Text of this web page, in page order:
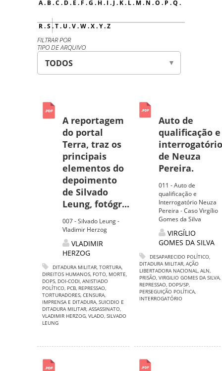
A. B.C . D. E . F .G . H. I . J . K. L. M. N .O . P .Q .
R.S .T. U .V.W.X.Y.Z
FILTRAR POR
TIPO DE ARQUIVO
A reportagem
do portal
Terra, traz os
principais
elementos do
depoimento
de Silvado
Leung, fotógr...
007 - Silvado Leung -
Vladimir Herzog
VLADIMIR
HERZOG
DITADURA MILITAR, TORTURA,
DIREITOS HUMANOS, FOTO, MORTE,
DOPS, DOI-CODI, ANISTIADO
POLÍTICO, PCB, REPRESSAO,
TORTURADORES, CENSURA,
IMPRENSA E DITADURA, SUICIDIO E
DITADURA MILITAR, ASSASSINATO,
VLADIMIR HERZOG, VLADO, SILVADO
LEUNG
Auto de
qualificação e
interrogatório
de Neuza
Pereira.
011 - Auto de
qualificação e
Interrogatório Neuza
Pereira - Caso Virgílio
Gomes da Silva
VIRGÍLIO
GOMES DA SILVA
DESAPARECIDO POLÍTICO,
DITADURA MILITAR, AÇÃO
LIBERTADORA NACIONAL, ALN,
PRISÃO, VIRGILIO GOMES DA SILVA,
REPRESSAO, DOPS/SP,
PERSEGUIÇÃO POLÍTICA,
INTERROGATÓRIO